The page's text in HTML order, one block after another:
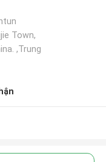
Town,
,Trung